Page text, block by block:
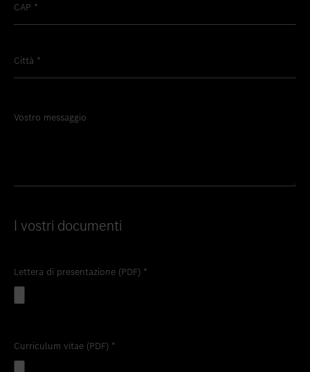
CAP *
Città *
Vostro messaggio
I vostri documenti
Lettera di presentazione (PDF) *
Curriculum vitae (PDF) *